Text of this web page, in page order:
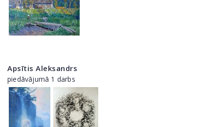
Apsītis Aleksandrs
piedāvājumā 1 darbs